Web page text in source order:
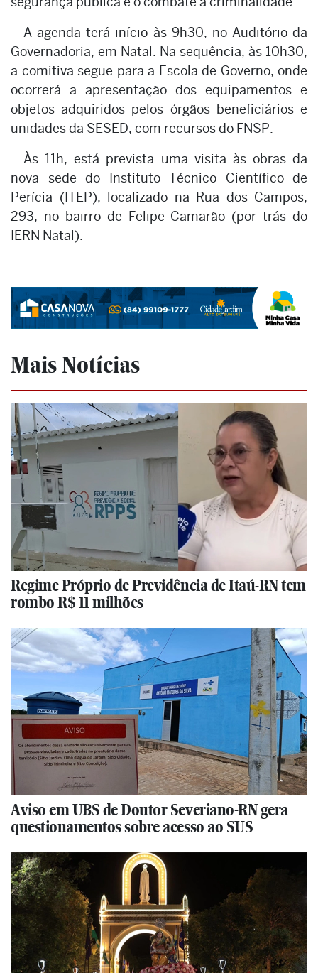
A agenda terá início às 9h30, no Auditório da
Governadoria, em Natal. Na sequência, às 10h30,
a comitiva segue para a Escola de Governo, onde
ocorrerá a apresentação dos equipamentos e
objetos adquiridos pelos órgãos beneficiários e
unidades da SESED, com recursos do FNSP.
Às 11h, está prevista uma visita às obras da
nova sede do Instituto Técnico Científico de
Perícia (ITEP), localizado na Rua dos Campos,
293, no bairro de Felipe Camarão (por trás do
IERN Natal).
Mais Notícias
Regime Próprio de Previdência de Itaú-RN tem
rombo R$ 11 milhões
Aviso em UBS de Doutor Severiano-RN gera
questionamentos sobre acesso ao SUS